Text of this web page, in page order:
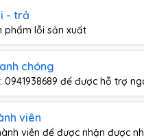
- trả
phẩm lỗi sản xuất
chóng
0941938689 để được hỗ trợ
viên
viên để được nhận được